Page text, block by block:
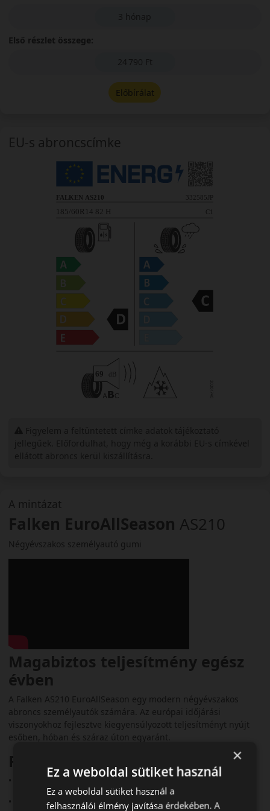
A mintázat
Falken EuroAllSeason AS210
Négyévszakos személyautó gumi
Magabiztos teljesítmény egész
évben
A Falken AS210 EuroAllSeason egy modern négyévszakos
abroncs személyautók számára. Az európai időjárási
viszonyokhoz fejlesztve kiegyensúlyozott teljesítményt nyújt
esőben, hóban és száraz úton egyaránt.
Fő előnyök röviden:
• V‑alakú futófelület a jobb vízelvezetésért
• 3PMSF és M+S minősítés
3 hónap
Első részlet összege:
24 790 Ft
Előbírálat
EU-s abroncscímke
×
Ez a weboldal sütiket használ
Ez a weboldal sütiket használ a
felhasználói élmény javítása érdekében. A